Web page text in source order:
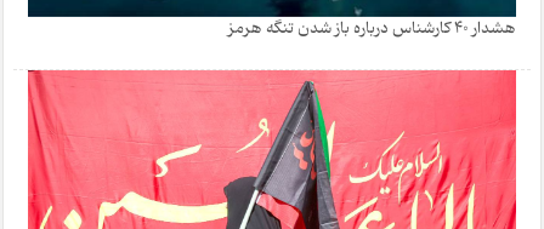
هشدار 40 کارشناس درباره باز شدن تنگه هرمز